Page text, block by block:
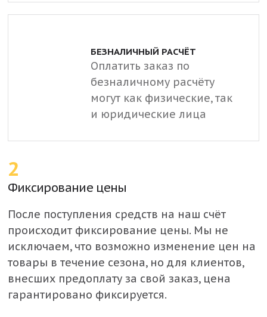
БЕЗНАЛИЧНЫЙ РАСЧЁТ
Оплатить заказ по
безналичному расчёту
могут как физические, так
и юридические лица
2
Фиксирование цены
После поступления средств на наш счёт
происходит фиксирование цены. Мы не
исключаем, что возможно изменение цен на
товары в течение сезона, но для клиентов,
внесших предоплату за свой заказ, цена
гарантировано фиксируется.